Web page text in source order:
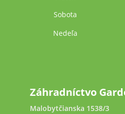
Sobota
Nedeľa
Záhradníctvo
Malobytčianska 1538/3